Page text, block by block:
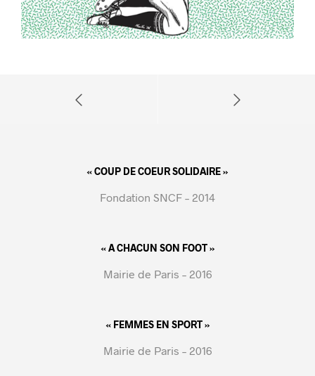
« COUP DE COEUR SOLIDAIRE »
Fondation SNCF – 2014
« A CHACUN SON FOOT »
Mairie de Paris – 2016
« FEMMES EN SPORT »
Mairie de Paris – 2016